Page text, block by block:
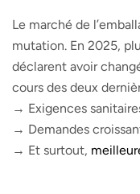
Le marché de
mutation. En 2025,
déclarent avoir
cours des deux
→ Exigences
→ Demandes
→ Et surtout,